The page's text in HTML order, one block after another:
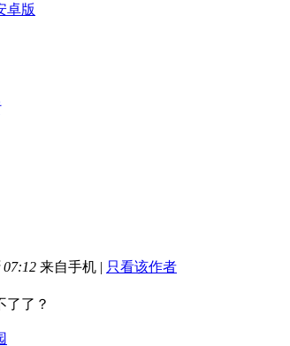
卓版
07:12 来自手机 | 只看该作者
了了？